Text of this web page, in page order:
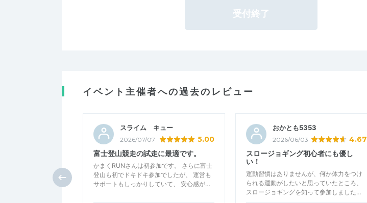
受付終了
イベント主催者への過去のレビュー
スライム キュー
2026/07/07 5.00
富士登山競走の試走に最適です。
かまくRUNさんは初参加です。 さらに富士
登山も初でドキドキ参加でしたが、 運営も
サポートもしっかりしていて、 安心感が…
おかとも5353
2026/06/03 4.67
スロージョギング初心者にも優し
い！
運動習慣はありませんが、何か体力をつけ
られる運動がしたいと思っていたところ、
スロージョギングを知って参加しました…